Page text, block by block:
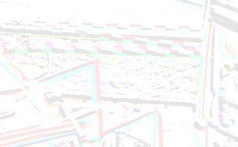
Brandeinsatz - BMA -
Technischer Einsatz - Ölspur -
Technischer Einsatz -
Brandeinsatz -
Technischer Einsatz - VU auf
Brandeinsatz - BMA -